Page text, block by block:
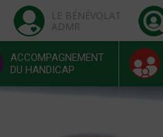
LE BÉNÉVOLAT
ADMR
ACCOMPAGNEMENT
DU HANDICAP